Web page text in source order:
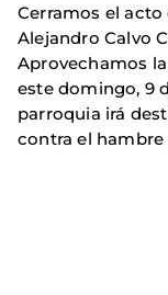
Cerramos el
Alejandro Calvo
Aprovechamos
este domingo, 9
parroquia irá
contra el